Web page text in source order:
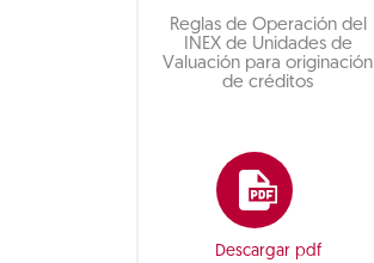
Reglas de Operación del
INEX de Unidades de
Valuación para originación
de créditos
Descargar pdf